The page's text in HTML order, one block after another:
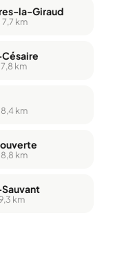
la-Giraud
7,7 km
7,8 km
8,4 km
8,8 km
km